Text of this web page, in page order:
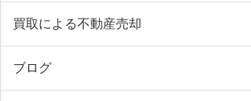
買取による不動産売却
ブログ